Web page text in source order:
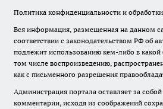
Политика конфиденциальности и
Вся информация, размещенная на данном
соответствии с законодательством РФ об
подлежит использованию кем-либо в
том числе воспроизведению,
как с письменного разрешения
Администрация портала оставляет за
комментарии, исходя из соображений